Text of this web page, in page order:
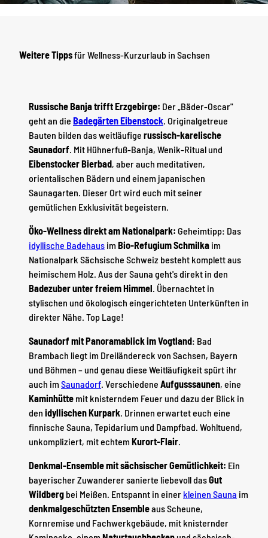
Weitere Tippsfür Wellness-Kurzurlaub in Sachsen
Russische Banja trifft Erzgebirge: Der „Bäder-Oscar"
geht an die Badegärten Eibenstock. Originalgetreue
Bauten bilden das weitläufige russisch-karelische
Saunadorf. Mit Hühnerfuß-Banja, Wenik-Ritual und
Eibenstocker Bierbad, aber auch meditativen,
orientalischen Bädern und einem japanischen
Saunagarten. Dieser Ort wird euch mit seiner
gemütlichen Exklusivität begeistern.
Öko-Wellness direkt am Nationalpark: Geheimtipp: Das
idyllische Badehaus im Bio-Refugium Schmilka im
Nationalpark Sächsische Schweiz besteht komplett aus
heimischem Holz. Aus der Sauna geht's direkt in den
Badezuber unter freiem Himmel. Übernachtet in
stylischen und ökologisch eingerichteten Unterkünften in
direkter Nähe. Top Lage!
Saunadorf mit Panoramablick im Vogtland: Bad
Brambach liegt im Dreiländereck von Sachsen, Bayern
und Böhmen – und genau diese Weitläufigkeit spürt ihr
auch im Saunadorf. Verschiedene Aufgusssaunen, eine
Kaminhütte mit knisterndem Feuer und dazu der Blick in
den idyllischen Kurpark. Drinnen erwartet euch eine
finnische Sauna, Tepidarium und Dampfbad. Wohltuend,
unkompliziert, mit echtem Kurort-Flair.
Denkmal-Ensemble mit sächsischer Gemütlichkeit: Ein
bayerischer Zuwanderer sanierte liebevoll dasGut
Wildberg bei Meißen. Entspannt in einer kleinen Sauna im
denkmalgeschützten Ensembleaus Scheune,
Kornremise und Fachwerkgebäude, mit knisternder